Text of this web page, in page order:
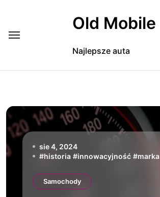
Old Mobile
Najlepsze auta
sie 4, 2024
#historia #innowacyjność #marka
Samochody